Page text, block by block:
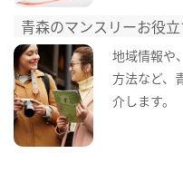
青森のマンスリーお役
地域情報や
方法など、
介します。